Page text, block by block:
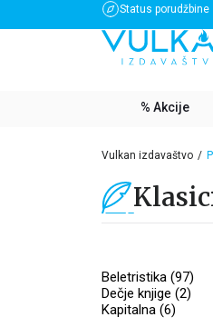
Status porudžbine
BESPLATNA
% Akcije
Vulkan izdavaštvo
Beletristika (97)
Dečje knjige (2)
Kapitalna (6)